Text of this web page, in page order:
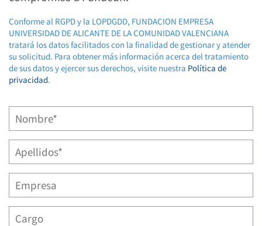
Conforme al RGPD y la LOPDGDD, FUNDACION EMPRESA
UNIVERSIDAD DE ALICANTE DE LA COMUNIDAD VALENCIANA
tratará los datos facilitados con la finalidad de gestionar y atender
su solicitud. Para obtener más información acerca del tratamiento
de sus datos y ejercer sus derechos, visite nuestra Política de
privacidad.